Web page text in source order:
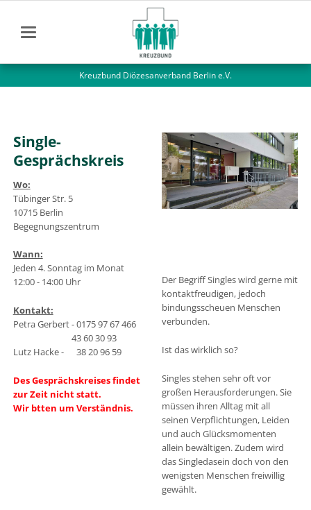
Kreuzbund Diözesanverband Berlin e.V.
Single-
Gesprächskreis
Wo:
Tübinger Str. 5
10715 Berlin
Begegnungszentrum
Wann:
Jeden 4. Sonntag im Monat
12:00 - 14:00 Uhr
Kontakt:
Petra Gerbert - 0175 97 67 466
43 60 30 93
Lutz Hacke - 38 20 96 59
Des Gesprächskreises findet
zur Zeit nicht statt.
Wir btten um Verständnis.
Der Begriff Singles wird gerne mit
kontaktfreudigen, jedoch
bindungsscheuen Menschen
verbunden.
Ist das wirklich so?
Singles stehen sehr oft vor
großen Herausforderungen. Sie
müssen ihren Alltag mit all
seinen Verpflichtungen, Leiden
und auch Glücksmomenten
allein bewältigen. Zudem wird
das Singledasein doch von den
wenigsten Menschen freiwillig
gewählt.